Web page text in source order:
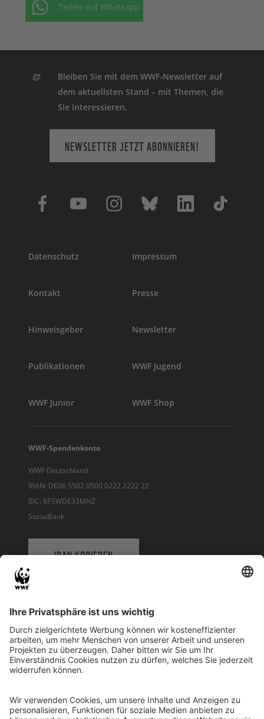
Teilen auf Whatsapp
Bleiben Sie mit dem WWF-Newsletter auf
dem aktuellsten Stand – mit Themen, die
Sie interessieren.
NEWSLETTER JETZT ABONNIEREN!
Datenschutz Impressum
Kontakt Presse
Hinweisgeber Newsletter
Publikationen WWF Jugend
WWF Junior WWF Shop
WWF-Spendenkonto
WWF Deutschland
IBAN: DE06 5502 0500 0222 2222 22
BIC: BFSWDE33MNZ
SozialBank
IBAN KOPIEREN
WWF Deutschland
Reinhardtstr. 18
10117 Berlin
Ihre Spende kann steuerlich geltend gemacht werden